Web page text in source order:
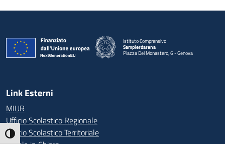
Attiva/disattiva alto contrasto
Istituto Comprensivo
Sampierdarena
Piazza Del Monastero, 6 - Genova
— Visita la pagina iniziale della scuola
Link Esterni
MIUR
Ufficio Scolastico Regionale
Ufficio Scolastico Territoriale